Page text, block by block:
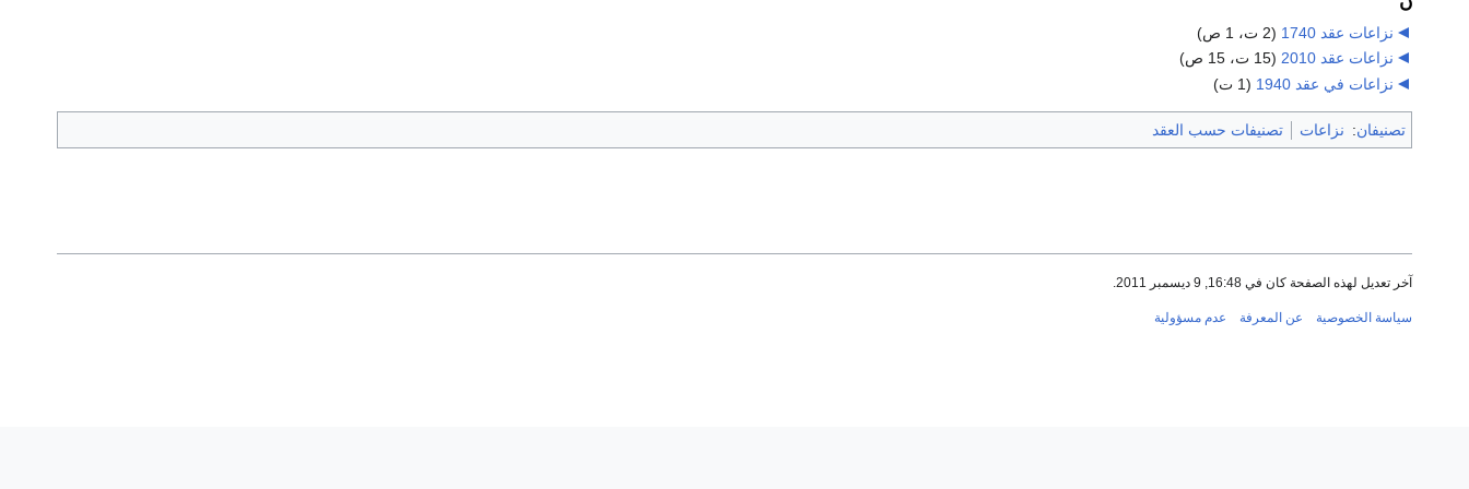
نزاعات عقد 1740
(2 ت، 1 ص)
نزاعات عقد 2010
(15 ت، 15 ص)
نزاعات في عقد 1940
(1 ت)
تصنيفان: نزاعات تصنيفات حسب العقد
آخر تعديل لهذه الصفحة كان في 16:48, 9 ديسمبر 2011.
سياسة الخصوصية عن المعرفة عدم مسؤولية